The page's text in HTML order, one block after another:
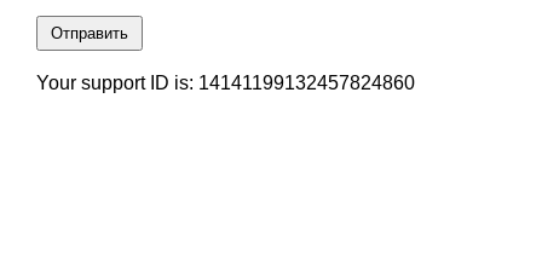
Отправить
Your support ID is: 14141199132457824860